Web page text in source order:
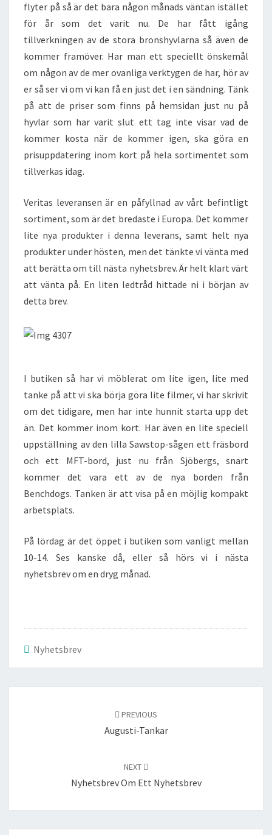
flyter på så är det bara någon månads väntan istället
för år som det varit nu. De har fått igång
tillverkningen av de stora bronshyvlarna så även de
kommer framöver. Har man ett speciellt önskemål
om någon av de mer ovanliga verktygen de har, hör av
er så ser vi om vi kan få en just det i en sändning. Tänk
på att de priser som finns på hemsidan just nu på
hyvlar som har varit slut ett tag inte visar vad de
kommer kosta när de kommer igen, ska göra en
prisuppdatering inom kort på hela sortimentet som
tillverkas idag.
Veritas leveransen är en påfyllnad av vårt befintligt
sortiment, som är det bredaste i Europa. Det kommer
lite nya produkter i denna leverans, samt helt nya
produkter under hösten, men det tänkte vi vänta med
att berätta om till nästa nyhetsbrev. Är helt klart värt
att vänta på. En liten ledtråd hittade ni i början av
detta brev.
I butiken så har vi möblerat om lite igen, lite med
tanke på att vi ska börja göra lite filmer, vi har skrivit
om det tidigare, men har inte hunnit starta upp det
än. Det kommer inom kort. Har även en lite speciell
uppställning av den lilla Sawstop-sågen ett fräsbord
och ett MFT-bord, just nu från Sjöbergs, snart
kommer det vara ett av de nya borden från
Benchdogs. Tanken är att visa på en möjlig kompakt
arbetsplats.
På lördag är det öppet i butiken som vanligt mellan
10-14. Ses kanske då, eller så hörs vi i nästa
nyhetsbrev om en dryg månad.
Nyhetsbrev
PREVIOUS
Augusti-Tankar
NEXT
Nyhetsbrev Om Ett Nyhetsbrev